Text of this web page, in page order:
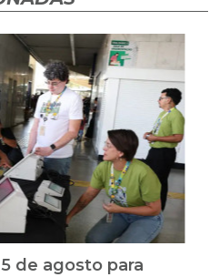
de agosto para